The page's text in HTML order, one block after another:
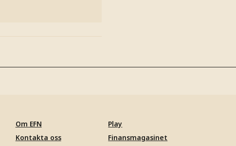
Om EFN
Kontakta oss
Play
Finansmagasinet